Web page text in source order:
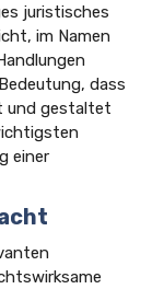
juristisches
im Namen
dass
und gestaltet
einer